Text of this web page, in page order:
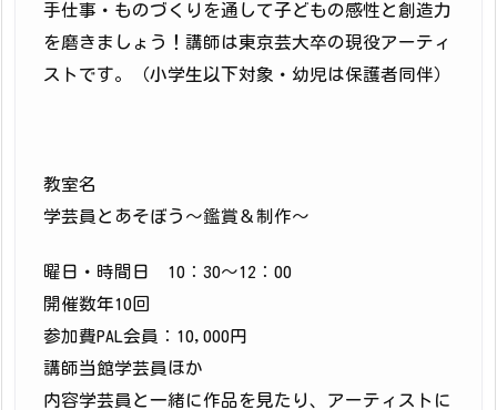
手仕事・ものづくりを通して子どもの感性と創造力
を磨きましょう！講師は東京芸大卒の現役アーティ
ストです。（小学生以下対象・幼児は保護者同伴）
教室名
学芸員とあそぼう～鑑賞＆制作〜
曜日・時間日 10：30〜12：00
開催数年10回
参加費PAL会員：10,000円
講師当館学芸員ほか
内容学芸員と一緒に作品を見たり、アーティストに